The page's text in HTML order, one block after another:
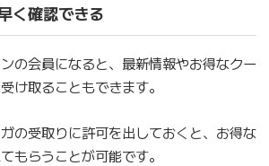
く確認できる
の会員になると、最新情報やお得なクー
け取ることもできます。
の受取りに許可を出しておくと、お得な
もらうことが可能です。